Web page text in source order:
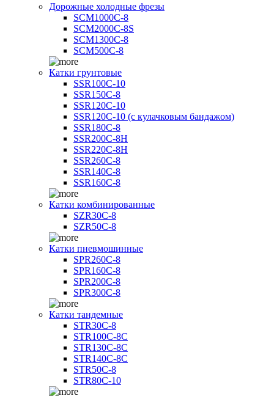
Дорожные холодные фрезы
SCM1000C-8
SCM2000C-8S
SCM1300C-8
SCM500C-8
Катки грунтовые
SSR100C-10
SSR150C-8
SSR120C-10
SSR120C-10 (с кулачковым бандажом)
SSR180C-8
SSR200C-8H
SSR220C-8H
SSR260C-8
SSR140C-8
SSR160C-8
Катки комбинированные
SZR30C-8
SZR50C-8
Катки пневмошинные
SPR260C-8
SPR160C-8
SPR200C-8
SPR300C-8
Катки тандемные
STR30C-8
STR100C-8С
STR130C-8С
STR140C-8С
STR50C-8
STR80C-10